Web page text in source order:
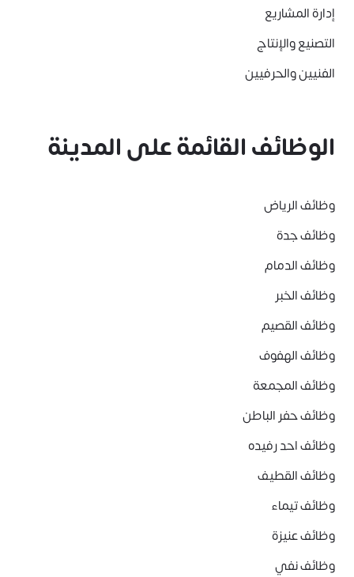
إدارة المشاريع
التصنيع والإنتاج
الفنيين والحرفيين
الوظائف القائمة على المدينة
وظائف الرياض
وظائف جدة
وظائف الدمام
وظائف الخبر
وظائف القصيم
وظائف الهفوف
وظائف المجمعة
وظائف حفر الباطن
وظائف احد رفيده
وظائف القطيف
وظائف تيماء
وظائف عنيزة
وظائف نفي